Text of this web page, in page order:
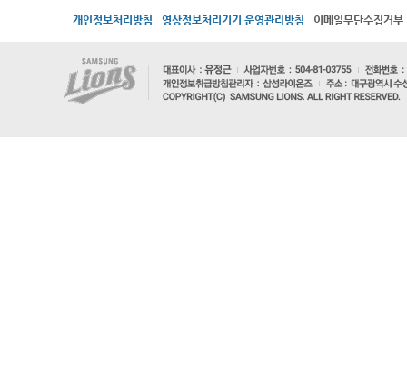
개인정보처리방침 영상정보처리기기 운영관리방침 이메일무단수집거부